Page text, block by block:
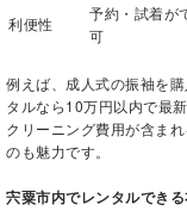
利便性
予約・試着が
可
例えば、成人式の振袖を
タルなら10万円以内で最
クリーニング費用が含ま
のも魅力です。
宍粟市内でレンタルでき